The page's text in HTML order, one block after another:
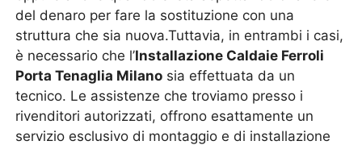
del denaro per fare la sostituzione con una
struttura che sia nuova.Tuttavia, in entrambi i casi,
è necessario che l’Installazione Caldaie Ferroli
Porta Tenaglia Milano sia effettuata da un
tecnico. Le assistenze che troviamo presso i
rivenditori autorizzati, offrono esattamente un
servizio esclusivo di montaggio e di installazione